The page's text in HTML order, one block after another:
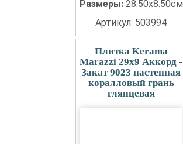
Размеры: 28.50x8.50см
Артикул: 503994
Плитка Kerama
Marazzi 29x9 Аккорд -
Закат 9023 настенная
коралловый грань
глянцевая